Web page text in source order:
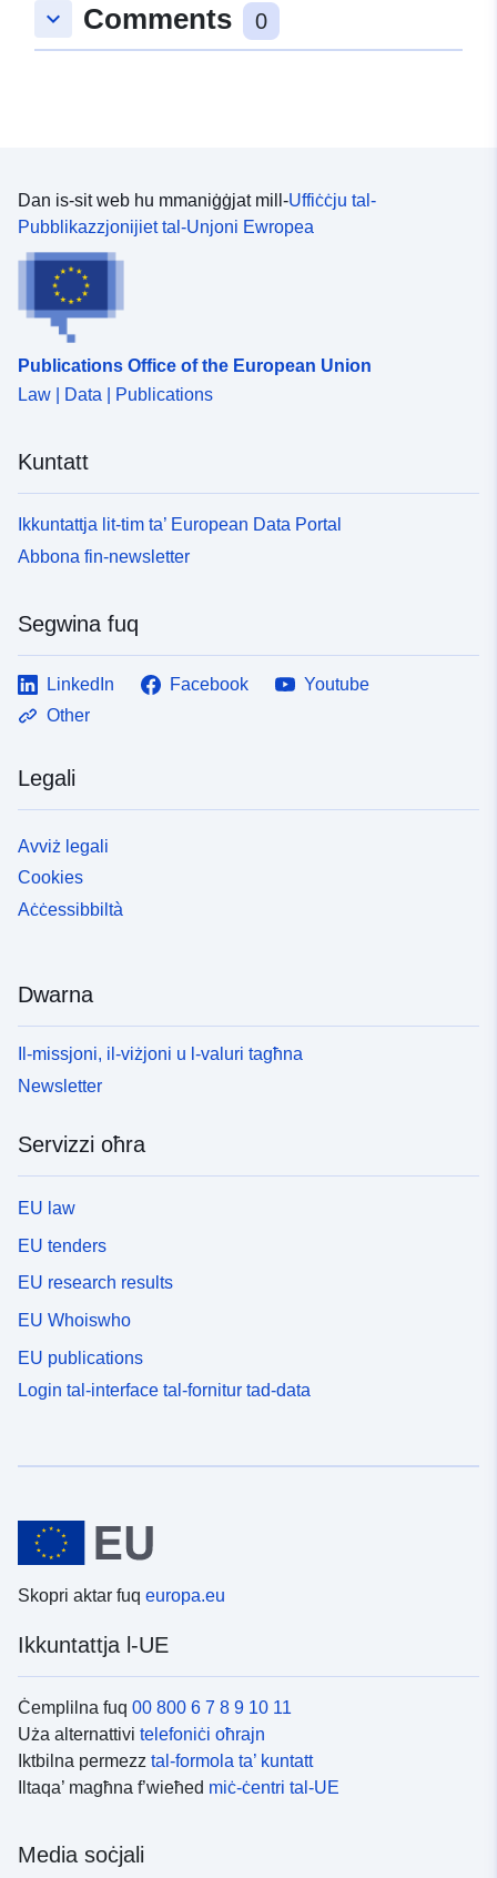
keyboard_arrow_down Comments 0
Dan is-sit web hu mmaniġġjat mill-Uffiċċju tal-
Pubblikazzjonijiet tal-Unjoni Ewropea
Publications Office of the European Union
Law | Data | Publications
Kuntatt
Ikkuntattja lit-tim ta’ European Data Portal
Abbona fin-newsletter
Segwina fuq
LinkedIn Facebook
Youtube
Other
Legali
Avviż legali
Cookies
Aċċessibbiltà
Dwarna
Il-missjoni, il-viżjoni u l-valuri tagħna
Newsletter
Servizzi oħra
EU law
EU tenders
EU research results
EU Whoiswho
EU publications
Login tal-interface tal-fornitur tad-data
Skopri aktar fuq europa.eu
Ikkuntattja l-UE
Ċemplilna fuq 00 800 6 7 8 9 10 11
Uża alternattivi telefoniċi oħrajn
Iktbilna permezz tal-formola ta’ kuntatt
Iltaqa’ magħna f’wieħed miċ-ċentri tal-UE
Media soċjali